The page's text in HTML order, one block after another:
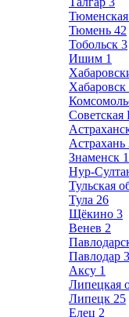
Тюменская
Тюмень 42
Тобольск 3
Ишим 1
Хабаровск
Советская
Астрахань
Знаменск 1
Нур-
Тульская
Тула 26
Щёкино 3
Венев 2
Павлодар
Аксу 1
Липецкая
Липецк 25
Елец 2